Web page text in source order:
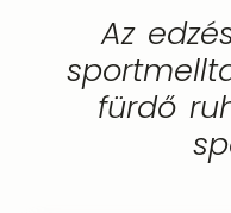
Az
fürdő